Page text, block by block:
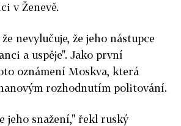
v Ženevě.
nevylučuje, že jeho nástupce
a uspěje". Jako první
oznámení Moskva, která
rozhodnutím politování.
jeho snažení," řekl ruský